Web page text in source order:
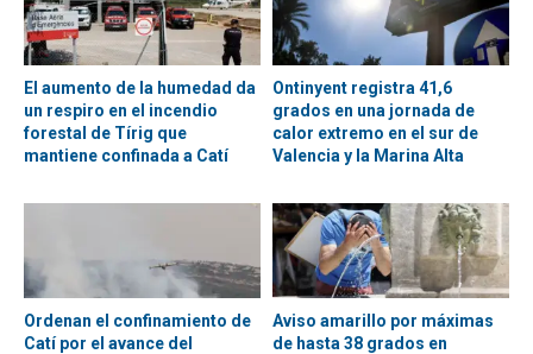
El aumento de la humedad da
un respiro en el incendio
forestal de Tírig que
mantiene confinada a Catí
Ontinyent registra 41,6
grados en una jornada de
calor extremo en el sur de
Valencia y la Marina Alta
Ordenan el confinamiento de
Catí por el avance del
Aviso amarillo por máximas
de hasta 38 grados en